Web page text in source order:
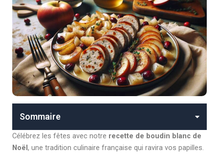
Sommaire
Célébrez les fêtes avec notre recette de boudin blanc de
Noël, une tradition culinaire française qui ravira vos papilles.